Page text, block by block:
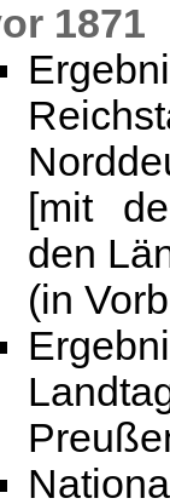
1871
[mit
den
(in